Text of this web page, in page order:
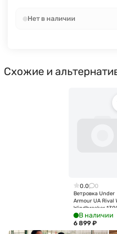
Нет в наличии
Схожие и
0.0 0
Ветровка Under
Armour UA Rival
Windbreaker
410В наличии
6 899 ₽